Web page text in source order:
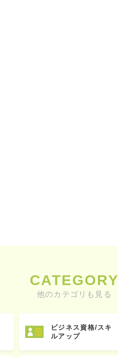
CATEGORY
他のカテゴリも見る
ビジネス資格/スキ
ルアップ